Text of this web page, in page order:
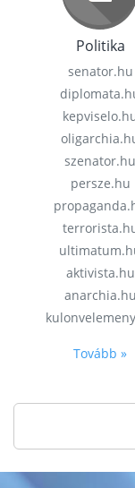
Politika
senator.hu
szenator.hu
persze.hu
aktivista.hu
anarchia.hu
Tovább »